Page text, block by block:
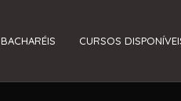
CURSOS